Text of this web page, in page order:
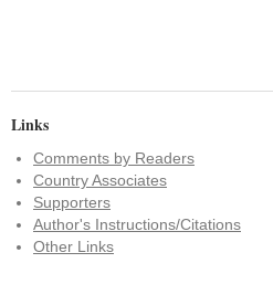
Links
Comments by Readers
Country Associates
Supporters
Author's Instructions/Citations
Other Links